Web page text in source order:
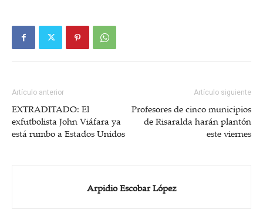
Artículo anterior
EXTRADITADO: El
exfutbolista John Viáfara ya
está rumbo a Estados Unidos
Artículo siguiente
Profesores de cinco municipios
de Risaralda harán plantón
este viernes
Arpidio Escobar López